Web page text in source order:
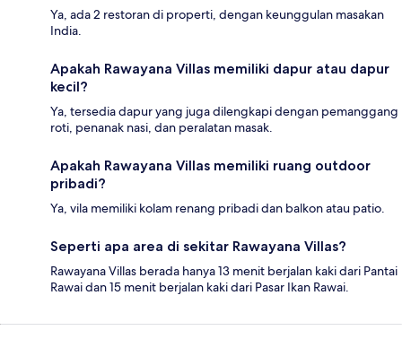
Ya, ada 2 restoran di properti, dengan keunggulan masakan
India.
Apakah Rawayana Villas memiliki dapur atau dapur
kecil?
Ya, tersedia dapur yang juga dilengkapi dengan pemanggang
roti, penanak nasi, dan peralatan masak.
Apakah Rawayana Villas memiliki ruang outdoor
pribadi?
Ya, vila memiliki kolam renang pribadi dan balkon atau patio.
Seperti apa area di sekitar Rawayana Villas?
Rawayana Villas berada hanya 13 menit berjalan kaki dari Pantai
Rawai dan 15 menit berjalan kaki dari Pasar Ikan Rawai.